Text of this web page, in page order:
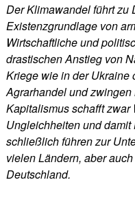
Der Klimawandel führt zu
Existenzgrundlage von
Wirtschaftliche und
drastischen Anstieg von
Kriege wie in der Ukraine
Agrarhandel und
Kapitalismus schafft zwar
Ungleichheiten und
schließlich führen zur
vielen Ländern, aber
Deutschland.